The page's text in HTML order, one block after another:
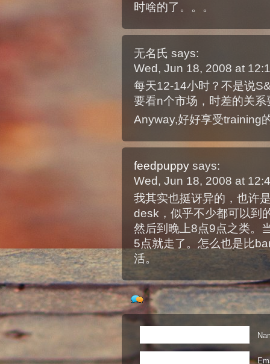
时啥的了。。。
无名氏 says:
Wed, Jun 18, 2008 at
每天12-14小时？不是说
要看n个市场，时差的关
Anyway,好好享受training
feedpuppy says:
Wed, Jun 18, 2008 at
我其实也挺讶异的，也许
desk，似乎不少都可以到
然后到晚上8点9点之类。
5点就走了。怎么也是比
活。